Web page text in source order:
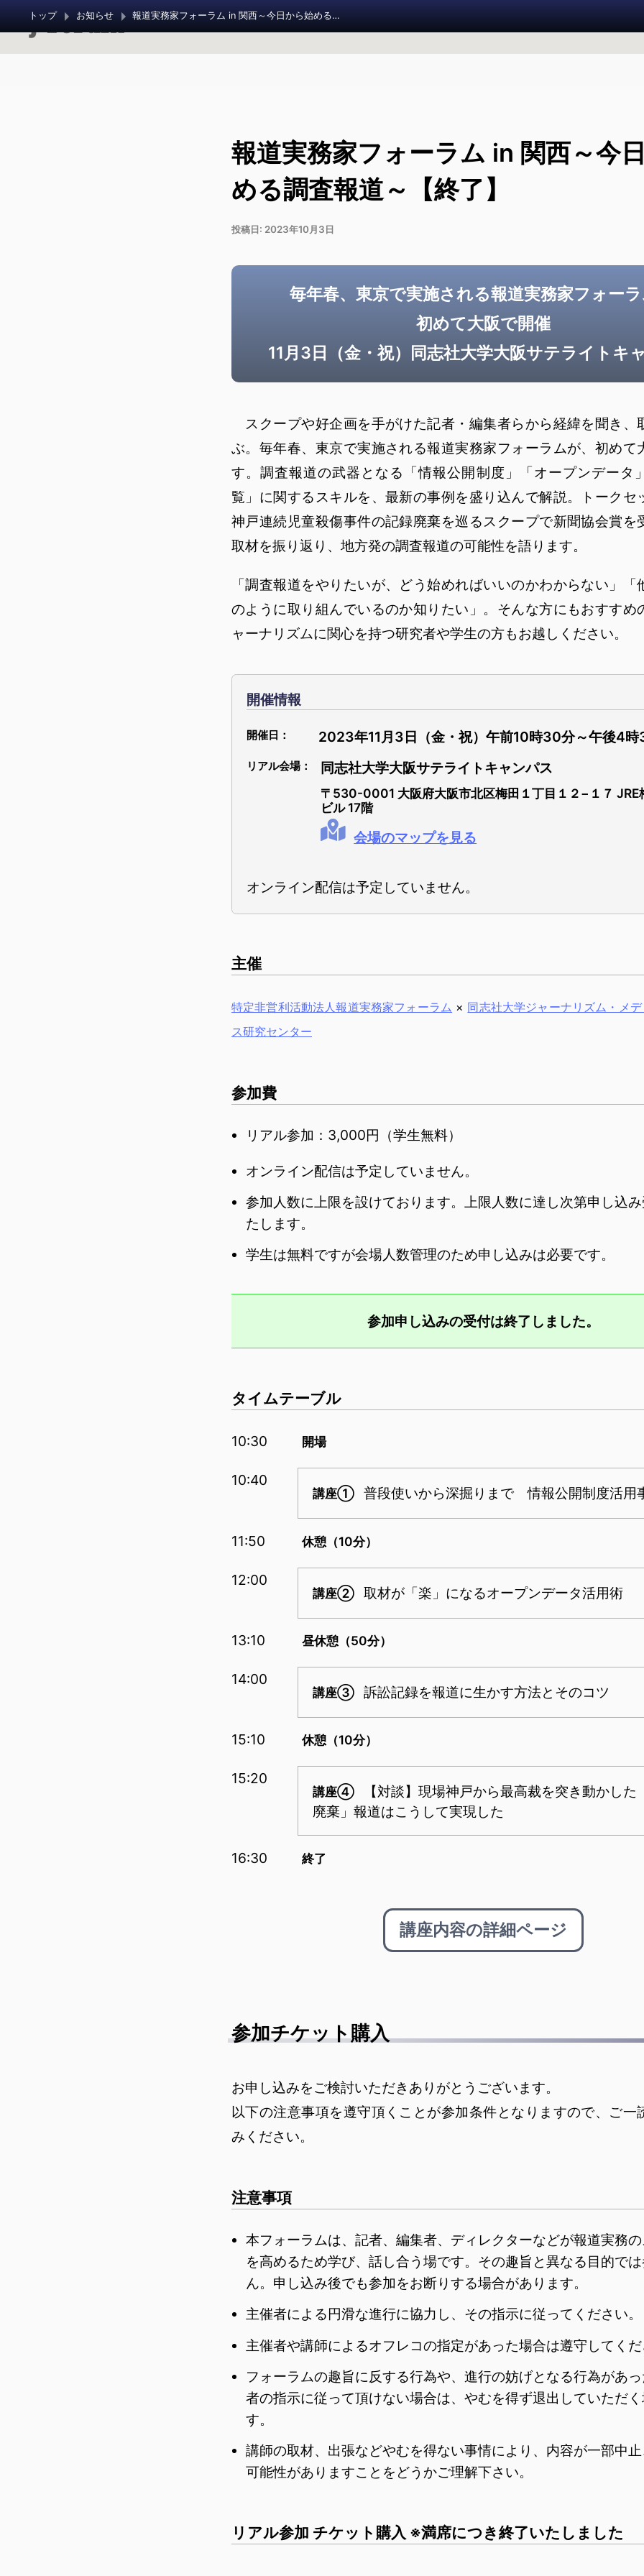
トップ お知らせ 報道実務家フォーラム in 関西～今日から始める調査報道～【終了】
お知らせ
旧参加者ページ
報道実務家フォーラム in 関西～今
める調査報道～【終了】
投稿日: 2023年10月3日
毎年春、東京で実施される報道実務家フォー
初めて大阪で開催
11月3日（金・祝）同志社大学大阪サテライトキ
スクープや好企画を手がけた記者・編集者らから経緯を聞き、
ぶ。毎年春、東京で実施される報道実務家フォーラムが、初めて
す。調査報道の武器となる「情報公開制度」「オープンデータ
覧」に関するスキルを、最新の事例を盛り込んで解説。トークセ
神戸連続児童殺傷事件の記録廃棄を巡るスクープで新聞協会賞を
取材を振り返り、地方発の調査報道の可能性を語ります。
「調査報道をやりたいが、どう始めればいいのかわからない」「
のように取り組んでいるのか知りたい」。そんな方にもおすすめ
ャーナリズムに関心を持つ研究者や学生の方もお越しください。
開催情報
2023年11月3日（金・祝）午前10時30分～午後4
同志社大学大阪サテライトキャンパス
〒530-0001 大阪府大阪市北区梅田１丁目１２−１７ JRE
ビル 17階
会場のマップを見る
オンライン配信は予定していません。
主催
特定非営利活動法人報道実務家フォーラム × 同志社大学ジャーナリズム・メ
ス研究センター
参加費
リアル参加：3,000円（学生無料）
オンライン配信は予定していません。
参加人数に上限を設けております。上限人数に達し次第申し込
たします。
学生は無料ですが会場人数管理のため申し込みは必要です。
参加申し込みの受付は終了しました。
タイムテーブル
10:30 開場
10:40
講座① 普段使いから深掘りまで 情報公開制度活用
11:50 休憩（10分）
12:00
講座② 取材が「楽」になるオープンデータ活用術
13:10 昼休憩（50分）
14:00
講座③ 訴訟記録を報道に生かす方法とそのコツ
15:10 休憩（10分）
15:20
講座④
【対談】現場神戸から最高裁を突き動かした
廃棄」報道はこうして実現した
16:30 終了
講座内容の詳細ページ
参加チケット購入
お申し込みをご検討いただきありがとうございます。
以下の注意事項を遵守頂くことが参加条件となりますので、ご一
みください。
注意事項
本フォーラムは、記者、編集者、ディレクターなどが報道実務
を高めるため学び、話し合う場です。その趣旨と異なる目的で
ん。申し込み後でも参加をお断りする場合があります。
主催者による円滑な進行に協力し、その指示に従ってください。
主催者や講師によるオフレコの指定があった場合は遵守してく
フォーラムの趣旨に反する行為や、進行の妨げとなる行為があ
者の指示に従って頂けない場合は、やむを得ず退出していただ
す。
講師の取材、出張などやむを得ない事情により、内容が一部中
可能性がありますことをどうかご理解下さい。
リアル参加 チケット購入 ※満席につき終了いたしました